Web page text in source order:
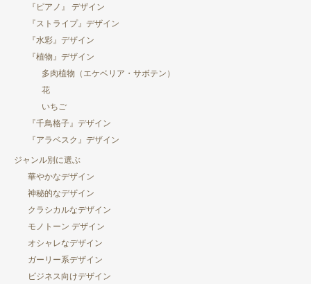
『ピアノ』 デザイン
『ストライプ』デザイン
『水彩』デザイン
『植物』デザイン
多肉植物（エケベリア・サボテン）
花
いちご
『千鳥格子』デザイン
『アラベスク』デザイン
ジャンル別に選ぶ
華やかなデザイン
神秘的なデザイン
クラシカルなデザイン
モノトーン デザイン
オシャレなデザイン
ガーリー系デザイン
ビジネス向けデザイン